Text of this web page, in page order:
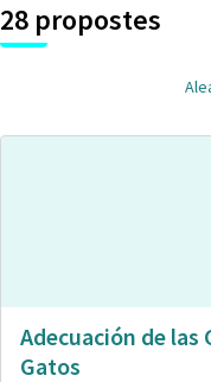
28 propostes
Adecuación de las
Gatos